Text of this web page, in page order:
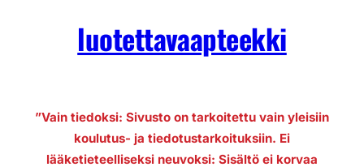
luotettavaapteekki
”Vain tiedoksi: Sivusto on tarkoitettu vain yleisiin
koulutus- ja tiedotustarkoituksiin. Ei
lääketieteelliseksi neuvoksi: Sisältö ei korvaa